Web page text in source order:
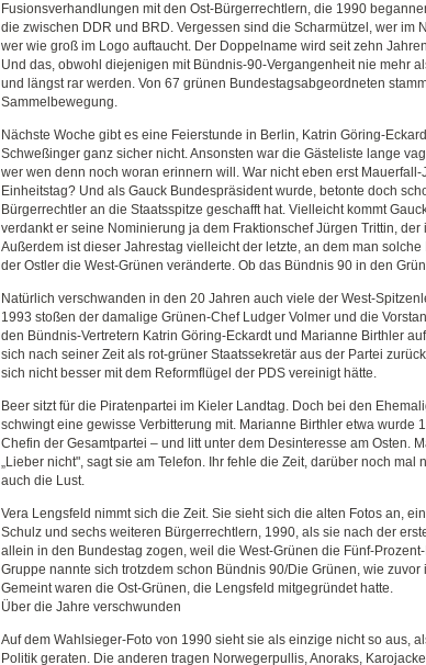
Fusionsverhandlungen mit den Ost-Bürgerrechtlern, die 1990
die zwischen DDR und BRD. Vergessen sind die Scharmützel, wer im
wer wie groß im Logo auftaucht. Der Doppelname wird seit zehn
Und das, obwohl diejenigen mit Bündnis-90-Vergangenheit nie mehr
und längst rar werden. Von 67 grünen Bundestagsabgeordneten
Sammelbewegung.
Nächste Woche gibt es eine Feierstunde in Berlin, Katrin Göring-
Schweßinger ganz sicher nicht. Ansonsten war die Gästeliste lange
wer wen denn noch woran erinnern will. War nicht eben erst
Einheitstag? Und als Gauck Bundespräsident wurde, betonte doch
Bürgerrechtler an die Staatsspitze geschafft hat. Vielleicht kommt
verdankt er seine Nominierung ja dem Fraktionschef Jürgen Trittin,
Außerdem ist dieser Jahrestag vielleicht der letzte, an dem man solche
der Ostler die West-Grünen veränderte. Ob das Bündnis 90 in den
Natürlich verschwanden in den 20 Jahren auch viele der West-
1993 stoßen der damalige Grünen-Chef Ludger Volmer und die
den Bündnis-Vertretern Katrin Göring-Eckardt und Marianne Birthler
sich nach seiner Zeit als rot-grüner Staatssekretär aus der Partei
sich nicht besser mit dem Reformflügel der PDS vereinigt hätte.
Beer sitzt für die Piratenpartei im Kieler Landtag. Doch bei den
schwingt eine gewisse Verbitterung mit. Marianne Birthler etwa wurde
Chefin der Gesamtpartei – und litt unter dem Desinteresse am Osten.
„Lieber nicht", sagt sie am Telefon. Ihr fehle die Zeit, darüber noch mal
auch die Lust.
Vera Lengsfeld nimmt sich die Zeit. Sie sieht sich die alten Fotos an,
Schulz und sechs weiteren Bürgerrechtlern, 1990, als sie nach der
allein in den Bundestag zogen, weil die West-Grünen die Fünf-
Gruppe nannte sich trotzdem schon Bündnis 90/Die Grünen, wie zuvor
Gemeint waren die Ost-Grünen, die Lengsfeld mitgegründet hatte.
Über die Jahre verschwunden
Auf dem Wahlsieger-Foto von 1990 sieht sie als einzige nicht so aus,
Politik geraten. Die anderen tragen Norwegerpullis, Anoraks,